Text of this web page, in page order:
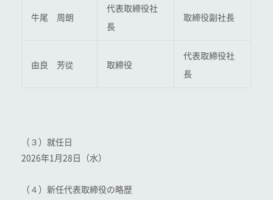
牛尾 周朗
代表取締役社
長
取締役副社長
由良 芳從 取締役
代表取締役社
長
（３）就任日
2026年1月28日（水）
（４）新任代表取締役の略歴